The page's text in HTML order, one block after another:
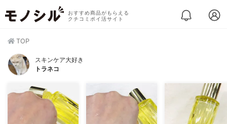
おすすめ商品がもらえる
クチコミポイ活サイト
TOP
スキンケア大好き
トラネコ